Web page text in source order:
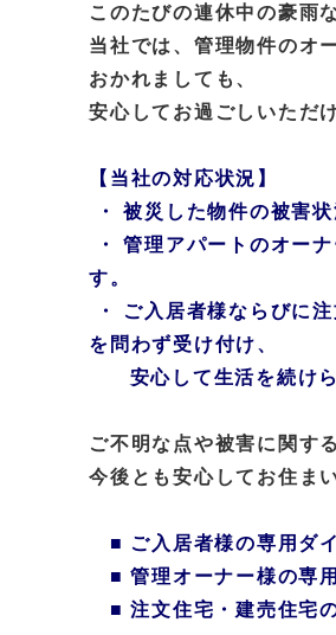
このたびの連休中の豪雨
当社では、管理物件のオ
おかれましても、
安心してお過ごしいただ
【当社の対応状況】
・ 被災した物件の被害
・ 管理アパートのオー
す。
・ ご入居者様ならびに
を問わず受け付け、
安心して生活を続けら
ご不明な点や被害に関す
今後とも安心してお住ま
■ ご入居者様の専用ダ
■ 管理オーナー様の専
■ 注文住宅・建売住宅